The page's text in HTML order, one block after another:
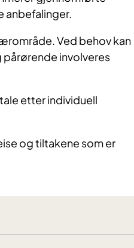
anbefalinger.
Ved behov kan
involveres
etter individuell
og tiltakene som er